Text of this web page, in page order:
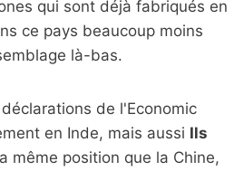
qui sont déjà fabriqués en
ce pays beaucoup moins
là-bas.
de l'Economic
en Inde, mais aussi Ils
même position que la Chine,